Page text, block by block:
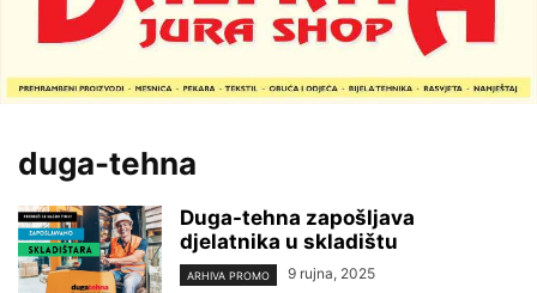
duga-tehna
Duga-tehna zapošljava
djelatnika u skladištu
ARHIVA PROMO 9 rujna, 2025